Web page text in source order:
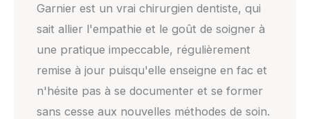
Garnier est un vrai chirurgien dentiste, qui
sait allier l'empathie et le goût de soigner à
une pratique impeccable, régulièrement
remise à jour puisqu'elle enseigne en fac et
n'hésite pas à se documenter et se former
sans cesse aux nouvelles méthodes de soin.